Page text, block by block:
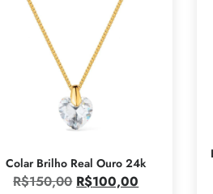
Colar Brilho Real Ouro 24k
R$150,00 R$100,00